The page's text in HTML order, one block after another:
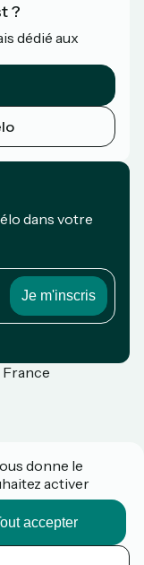
?
dédié aux
dans votre
France
donne le
activer
accepter